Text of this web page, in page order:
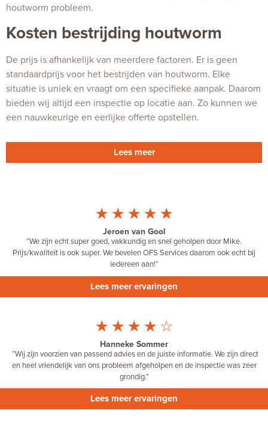
houtworm probleem.
Kosten bestrijding houtworm
De prijs is afhankelijk van meerdere factoren. Er is geen
standaardprijs voor het bestrijden van houtworm. Elke
situatie is uniek en vraagt om een specifieke aanpak. Daarom
bieden wij altijd een inspectie op locatie aan. Zo kunnen we
een nauwkeurige en eerlijke offerte opstellen.
Lees meer
☆ ☆ ☆ ☆ ☆
Jeroen van Gool
“We zijn echt super goed, vakkundig en snel geholpen door Mike.
Prijs/kwaliteit is ook super. We bevelen OFS Services daarom ook echt bij
iedereen aan!”
Lees meer ervaringen
☆ ☆ ☆ ☆ ☆
Hanneke Sommer
“Wij zijn voorzien van passend advies en de juiste informatie. We zijn direct
en heel vriendelijk van ons probleem afgeholpen en de inspectie was zeer
grondig.”
Lees meer ervaringen